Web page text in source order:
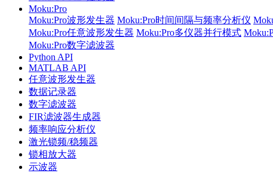
Moku:Pro
Moku:Pro波形发生器 Moku:Pro时间间隔与频率分析仪
Moku:Pro任意波形发生器 Moku:Pro多仪器并行模式
Moku:Pro数字滤波器
Python API
MATLAB API
任意波形发生器
数据记录器
数字滤波器
FIR滤波器生成器
频率响应分析仪
激光锁频/稳频器
锁相放大器
示波器